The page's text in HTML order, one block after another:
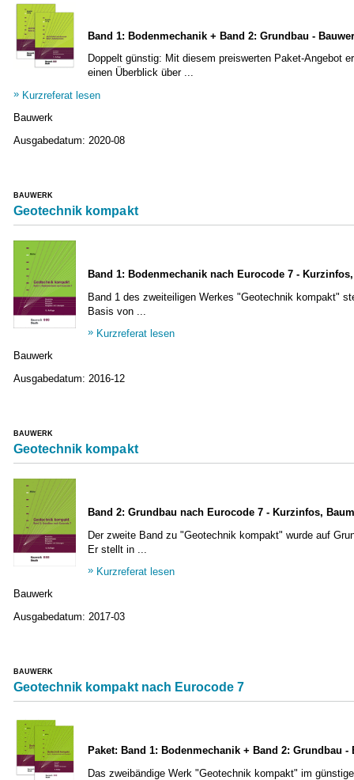
Band 1: Bodenmechanik + Band 2: Grundbau -
Doppelt günstig: Mit diesem preiswerten Paket-Angebot
einen Überblick über ...
Kurzreferat lesen
Bauwerk
Ausgabedatum: 2020-08
BAUWERK
Geotechnik kompakt
Band 1: Bodenmechanik nach Eurocode 7 -
Band 1 des zweiteiligen Werkes "Geotechnik kompakt"
Basis von ...
Kurzreferat lesen
Bauwerk
Ausgabedatum: 2016-12
BAUWERK
Geotechnik kompakt
Band 2: Grundbau nach Eurocode 7 - Kurzinfos,
Der zweite Band zu "Geotechnik kompakt" wurde auf
Er stellt in ...
Kurzreferat lesen
Bauwerk
Ausgabedatum: 2017-03
BAUWERK
Geotechnik kompakt nach Eurocode 7
Paket: Band 1: Bodenmechanik + Band 2: Grundbau
Das zweibändige Werk "Geotechnik kompakt" im